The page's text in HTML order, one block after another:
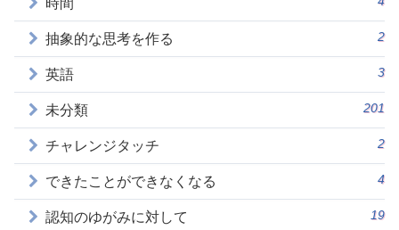
時間
抽象的な思考を作る 2
英語 3
未分類 201
チャレンジタッチ 2
できたことができなくなる 4
認知のゆがみに対して 19